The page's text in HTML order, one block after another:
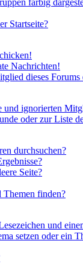
Startseite?
Nachrichten!
dieses Forums
und ignorierten
oder zur Liste
durchsuchen?
Seite?
Themen finden?
und
setzen oder ein